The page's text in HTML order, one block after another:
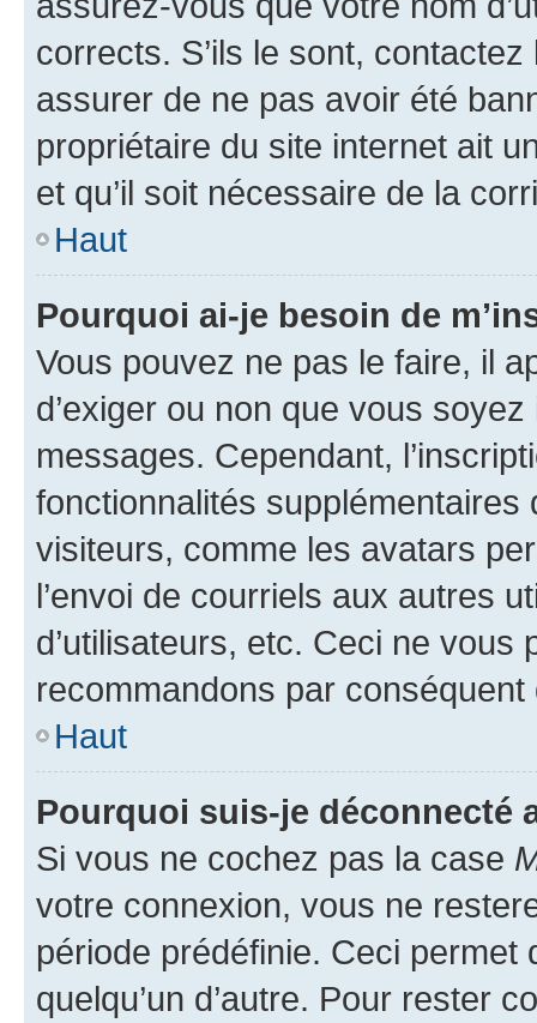
corrects. S’ils le sont,
assurer de ne pas avoir été
propriétaire du site internet ait
et qu’il soit nécessaire de la
Haut
Pourquoi ai-je besoin de
Vous pouvez ne pas le faire, il
d’exiger ou non que vous
messages. Cependant,
fonctionnalités
visiteurs, comme les avatars
l’envoi de courriels aux autres
d’utilisateurs, etc. Ceci ne vous
recommandons par conséquent
Haut
Pourquoi suis-je déconnecté
Si vous ne cochez pas la case
votre connexion, vous ne
période prédéfinie. Ceci permet
quelqu’un d’autre. Pour rester